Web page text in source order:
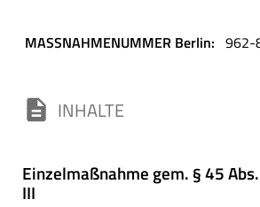
MASSNAHMENUMMER Berlin: 962-
description INHALTE
Einzelmaßnahme gem. § 45
III